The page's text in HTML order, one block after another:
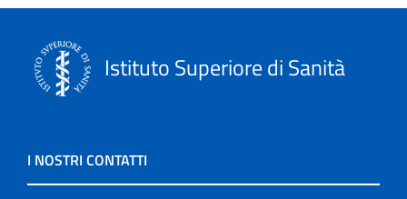
Istituto Superiore di Sanità
I NOSTRI CONTATTI